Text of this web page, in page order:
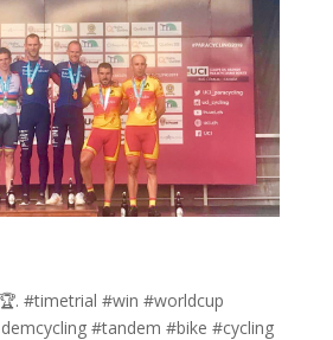
#timetrial #win #worldcup
#tandem #bike #cycling